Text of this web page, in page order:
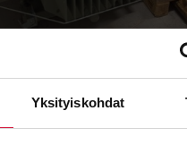
Yksityiskohdat